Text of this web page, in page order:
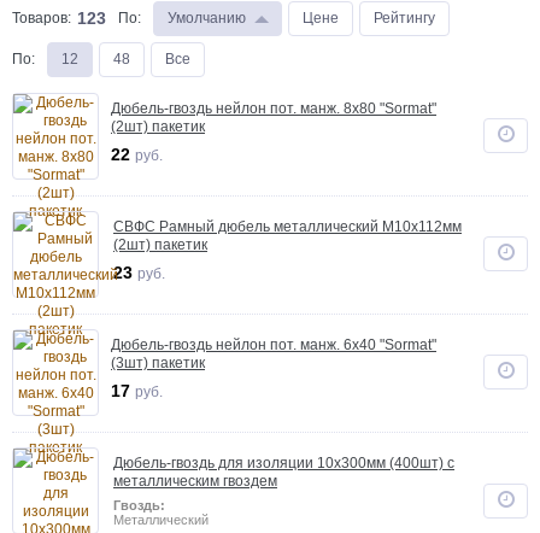
Товаров: 123 По: Умолчанию Цене Рейтингу
По: 12 48 Все
Дюбель-гвоздь нейлон пот. манж. 8х80 "Sormat"
(2шт) пакетик
22 руб.
СВФС Рамный дюбель металлический М10х112мм
(2шт) пакетик
23 руб.
Дюбель-гвоздь нейлон пот. манж. 6х40 "Sormat"
(3шт) пакетик
17 руб.
Дюбель-гвоздь для изоляции 10х300мм (400шт) с
металлическим гвоздем
Гвоздь:
Металлический